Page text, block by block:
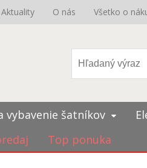
Aktuality O nás Všetko o
vybavenie šatníkov
Top ponuka